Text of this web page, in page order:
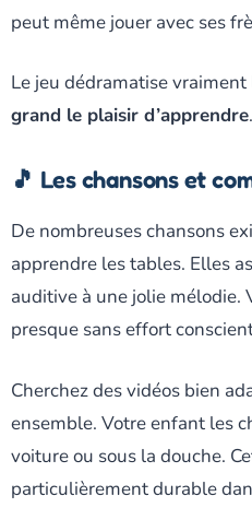
peut même jouer avec ses
Le jeu dédramatise vraiment
grand le plaisir d’apprendre.
🎵 Les chansons et
De nombreuses chansons
apprendre les tables. Elles
auditive à une jolie mélodie.
presque sans effort
Cherchez des vidéos bien
ensemble. Votre enfant les
voiture ou sous la douche.
particulièrement durable